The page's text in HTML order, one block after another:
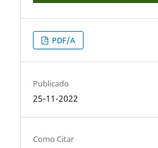
PDF/A
Publicado
25-11-2022
Como Citar